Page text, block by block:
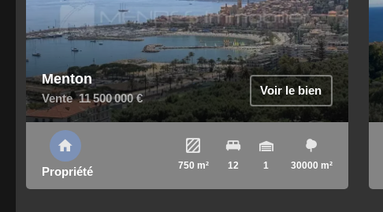
Menton
Vente 11 500 000 €
Voir le bien
Propriété 750 m² 12 1 30000 m²